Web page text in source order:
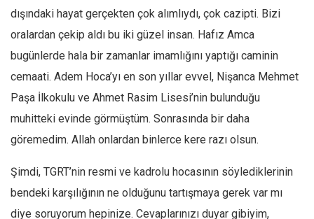
dışındaki hayat gerçekten çok alımlıydı, çok cazipti. Bizi
oralardan çekip aldı bu iki güzel insan. Hafız Amca
bugünlerde hala bir zamanlar imamlığını yaptığı caminin
cemaati. Adem Hoca’yı en son yıllar evvel, Nişanca Mehmet
Paşa İlkokulu ve Ahmet Rasim Lisesi’nin bulunduğu
muhitteki evinde görmüştüm. Sonrasında bir daha
göremedim. Allah onlardan binlerce kere razı olsun.
Şimdi, TGRT’nin resmi ve kadrolu hocasının söylediklerinin
bendeki karşılığının ne olduğunu tartışmaya gerek var mı
diye soruyorum hepinize. Cevaplarınızı duyar gibiyim,